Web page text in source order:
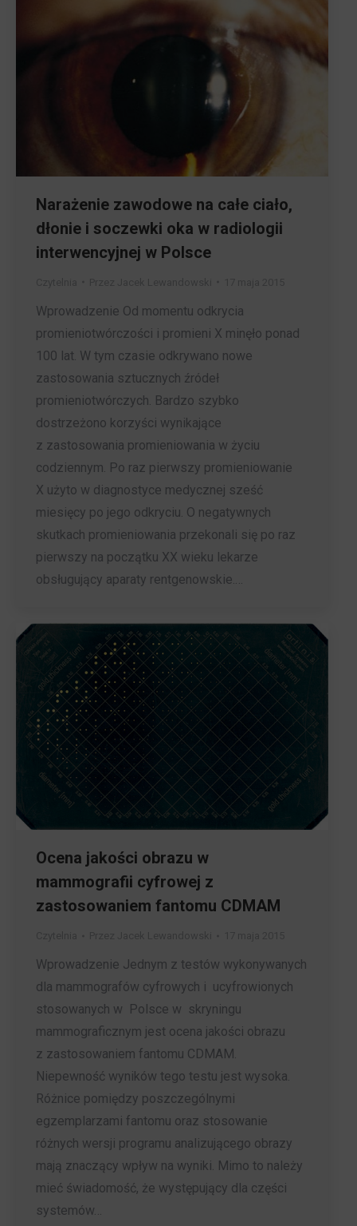
Narażenie zawodowe na całe ciało,
dłonie i soczewki oka w radiologii
interwencyjnej w Polsce
Wprowadzenie Od momentu odkrycia
promieniotwórczości i promieni X minęło ponad
100 lat. W tym czasie odkrywano nowe
zastosowania sztucznych źródeł
promieniotwórczych. Bardzo szybko
dostrzeżono korzyści wynikające
z zastosowania promieniowania w życiu
codziennym. Po raz pierwszy promieniowanie
X użyto w diagnostyce medycznej sześć
miesięcy po jego odkryciu. O negatywnych
skutkach promieniowania przekonali się po raz
pierwszy na początku XX wieku lekarze
obsługujący aparaty rentgenowskie.…
Ocena jakości obrazu w
mammografii cyfrowej z
zastosowaniem fantomu CDMAM
Wprowadzenie Jednym z testów wykonywanych
dla mammografów cyfrowych i ucyfrowionych
stosowanych w Polsce w skryningu
mammograficznym jest ocena jakości obrazu
z zastosowaniem fantomu CDMAM.
Niepewność wyników tego testu jest wysoka.
Różnice pomiędzy poszczególnymi
egzemplarzami fantomu oraz stosowanie
różnych wersji programu analizującego obrazy
mają znaczący wpływ na wyniki. Mimo to należy
mieć świadomość, że występujący dla części
systemów…